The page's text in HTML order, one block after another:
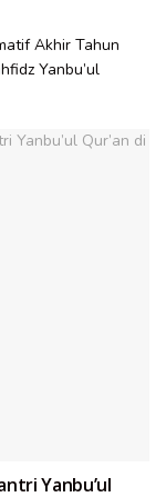
Akhir Tahun
Yanbu’ul
Yanbu’ul